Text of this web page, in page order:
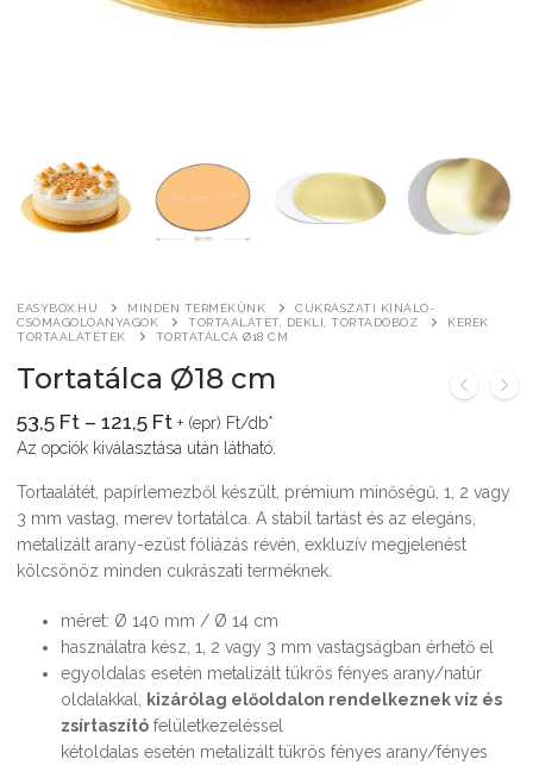
Szögletes tortaalátétek
Tortadobozok
Bonbon dobozok
Makaron csomagolás
Átlátszó hengeres dobozok
Fagylalt, kürtős és waffletölcsérek
Pizza csomagolás
Tölcsérek
Wrap, tortilla, gyros csomagolás
Kereskedelem
Gipszöntő formák
Névre szóló céges ajándék
TELJES TERMÉKLISTA
SOHA – könyv a
gyermekbántalmazásról
EASYBOX.HU MINDEN TERMÉKÜNK
CUKRÁSZATI KÍNÁLÓ-
CSOMAGOLÓANYAGOK
TORTAALÁTÉT, DEKLI, TORTADOBOZ
KEREK
TORTAALÁTÉTEK
TORTATÁLCA Ø18 CM
Tortatálca Ø18 cm
53,5 Ft – 121,5 Ft Ártartomány:
53,5 Ft
-
121,5 Ft
+ (epr) Ft/db*
Az opciók kiválasztása után látható.
Tortaalátét, papírlemezből készült, prémium minőségű, 1, 2 vagy
3 mm vastag, merev tortatálca. A stabil tartást és az elegáns,
metalizált arany-ezüst fóliázás révén, exkluzív megjelenést
kölcsönöz minden cukrászati terméknek.
méret: Ø 140 mm / Ø 14 cm
használatra kész, 1, 2 vagy 3 mm vastagságban érhető el
egyoldalas esetén metalizált tükrös fényes arany/natúr
oldalakkal,
kizárólag előoldalon rendelkeznek víz és
zsírtaszítófelületkezeléssel
kétoldalas esetén metalizált tükrös fényes arany/fényes